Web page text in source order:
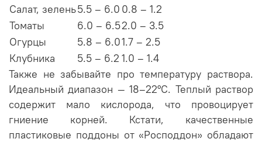
Салат, зелень5.5 – 6.0 0.8 – 1.2
Томаты
6.0 – 6.52.0 – 3.5
Огурцы
5.8 – 6.01.7 – 2.5
Клубника
5.5 – 6.2 1.0 – 1.4
Также не забывайте про температуру раствора.
Идеальный диапазон — 18–22°C. Теплый раствор
содержит мало кислорода, что провоцирует
гниение корней. Кстати, качественные
пластиковые поддоны от «Росподдон» обладают